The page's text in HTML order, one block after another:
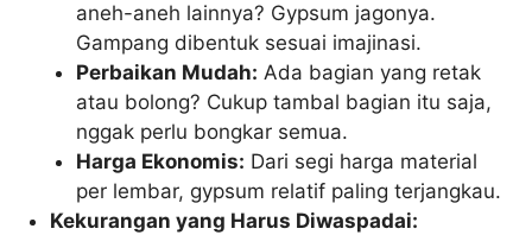
aneh-aneh lainnya? Gypsum jagonya.
Gampang dibentuk sesuai imajinasi.
Perbaikan Mudah: Ada bagian yang retak
atau bolong? Cukup tambal bagian itu saja,
nggak perlu bongkar semua.
Harga Ekonomis: Dari segi harga material
per lembar, gypsum relatif paling terjangkau.
Kekurangan yang Harus Diwaspadai: